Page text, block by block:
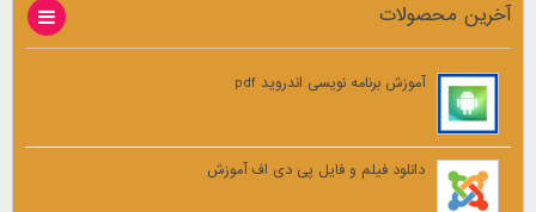
آخرین محصولات
آموزش برنامه نویسی اندروید pdf
دانلود فیلم و فایل پی دی اف آموزش